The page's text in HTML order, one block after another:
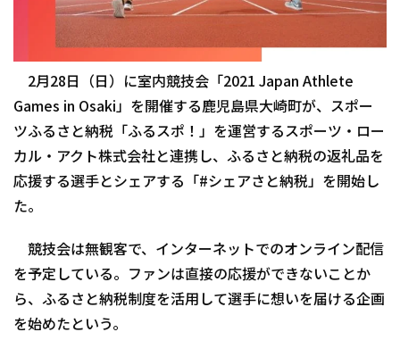
2月28日（日）に室内競技会「2021 Japan Athlete
Games in Osaki」を開催する鹿児島県大崎町が、スポー
ツふるさと納税「ふるスポ！」を運営するスポーツ・ロー
カル・アクト株式会社と連携し、ふるさと納税の返礼品を
応援する選手とシェアする「#シェアさと納税」を開始し
た。
競技会は無観客で、インターネットでのオンライン配信
を予定している。ファンは直接の応援ができないことか
ら、ふるさと納税制度を活用して選手に想いを届ける企画
を始めたという。